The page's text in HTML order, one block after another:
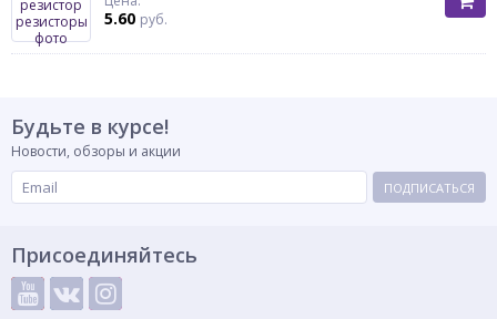
5.60 руб.
Будьте в курсе!
Новости, обзоры и акции
ПОДПИСАТЬСЯ
Присоединяйтесь